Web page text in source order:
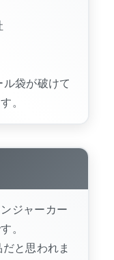
袋が破けて
。
ジャーカー
。
と思われま